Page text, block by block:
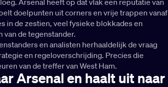
doelpunten uit corners en vrije trappen vanaf
in de zestien, veel fysieke blokkades en
van de tegenstander.
en analisten herhaaldelijk de vraag
en regeloverschrijding. Precies die
van de treffer van West Ham.
Arsenal en haalt uit naar